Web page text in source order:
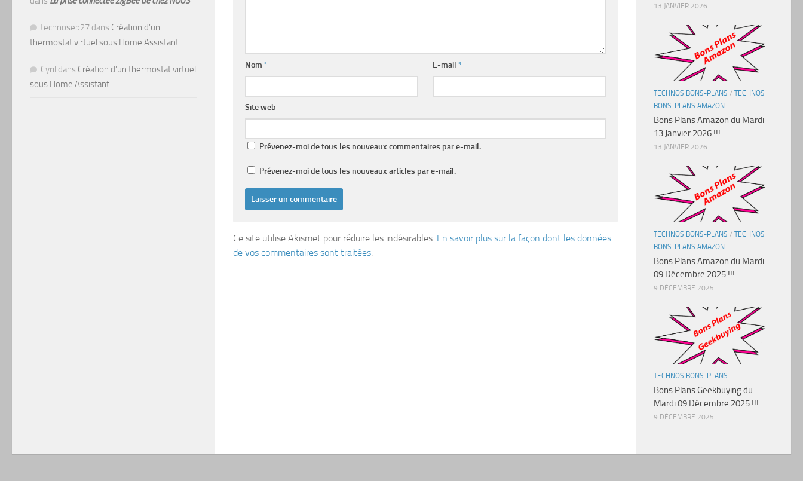
Nom * E-mail*
Site web
Prévenez-moi de tous les nouveaux commentaires par e-mail.
Prévenez-moi de tous les nouveaux articles par e-mail.
Ce site utilise Akismet pour réduire les indésirables. En savoir plus sur la façon dont les données
de vos commentaires sont traitées
technoseb27 dans Création d’un
thermostat virtuel sous Home Assistant
Cyril dans Création d’un thermostat virtuel
sous Home Assistant
13 JANVIER 2026
TECHNOS BONS-PLANS / TECHNOS
BONS-PLANS AMAZON
Bons Plans Amazon du Mardi
13 Janvier 2026 !!!
13 JANVIER 2026
TECHNOS BONS-PLANS / TECHNOS
BONS-PLANS AMAZON
Bons Plans Amazon du Mardi
09 Décembre 2025 !!!
9 DÉCEMBRE 2025
TECHNOS BONS-PLANS
Bons Plans Geekbuying du
Mardi 09 Décembre 2025 !!!
9 DÉCEMBRE 2025